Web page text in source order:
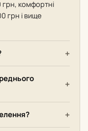
грн, комфортні
грн і вище